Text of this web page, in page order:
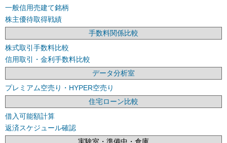
一般信用売建て銘柄
株主優待取得戦績
手数料関係比較
株式取引手数料比較
信用取引・金利手数料比較
データ分析室
プレミアム空売り・HYPER空売り
住宅ローン比較
借入可能額計算
返済スケジュール確認